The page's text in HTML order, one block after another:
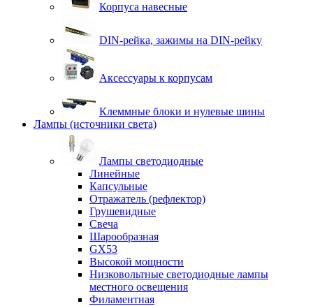
Корпуса навесные
DIN-рейка, зажимы на DIN-рейку
Аксессуары к корпусам
Клеммные блоки и нулевые шины
Лампы (источники света)
Лампы светодиодные
Линейные
Капсульные
Отражатель (рефлектор)
Грушевидные
Свеча
Шарообразная
GX53
Высокой мощности
Низковольтные светодиодные лампы
местного освещения
Филаментная